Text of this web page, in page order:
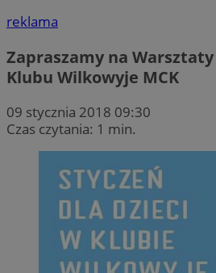
reklama
Zapraszamy na
Klubu Wilkowyje MCK
09 stycznia 2018 09:30
Czas czytania: 1 min.